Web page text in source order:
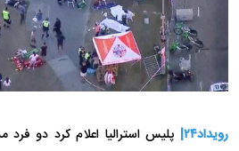
رویداد۲۴|
پلیس استرالیا اعلام کرد دو